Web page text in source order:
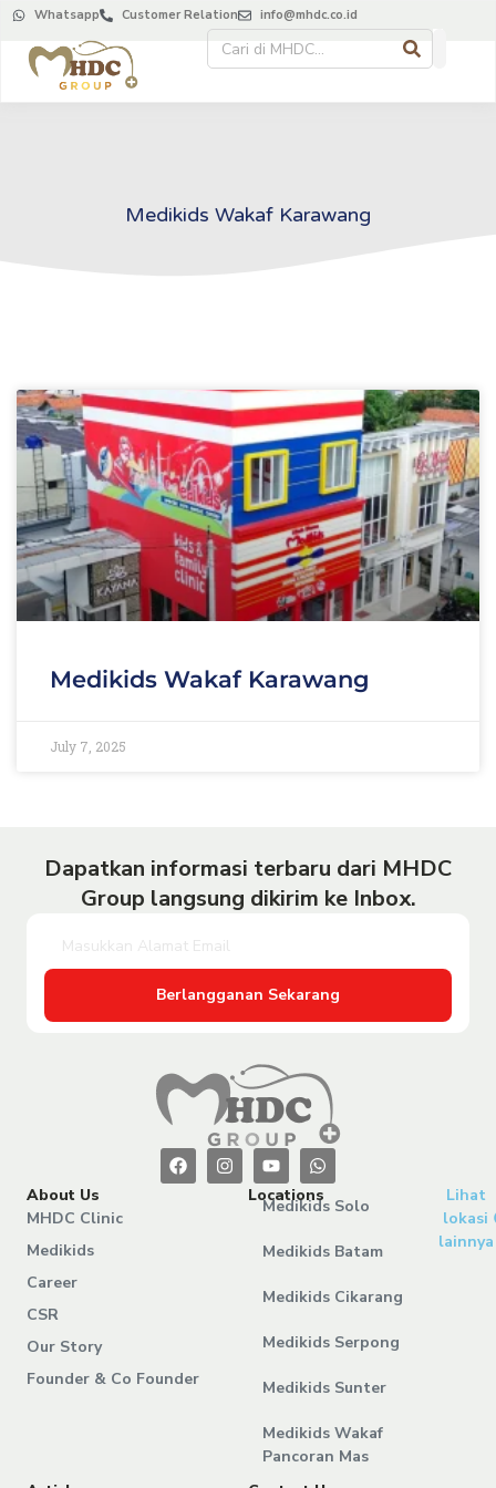
Whatsapp Customer Relation info@mhdc.co.id
Medikids Wakaf Karawang
Medikids Wakaf Karawang
July 7, 2025
Dapatkan informasi terbaru dari MHDC
Group langsung dikirim ke Inbox.
Berlangganan Sekarang
About Us
MHDC Clinic
Medikids
Career
CSR
Our Story
Founder & Co Founder
Locations
Medikids Solo
Medikids Batam
Medikids Cikarang
Medikids Serpong
Medikids Sunter
Medikids Wakaf
Pancoran Mas
Lihat
lokasi
lainnya